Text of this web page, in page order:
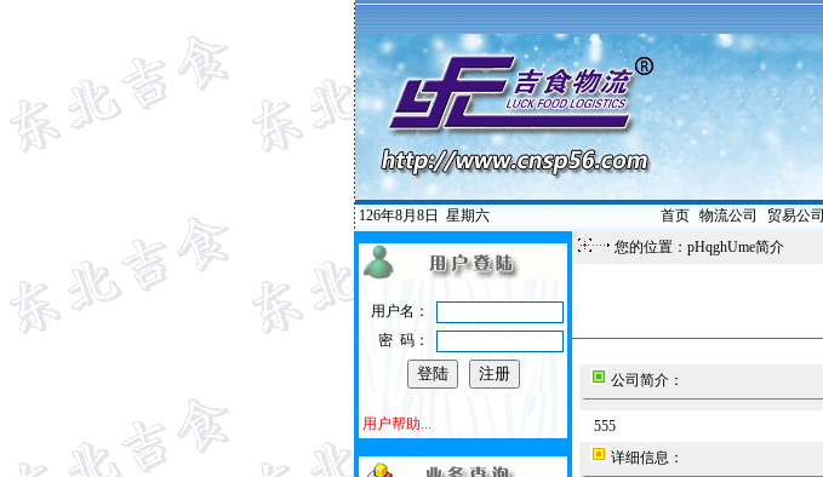
126年8月8日 星期六 首页| 物流公司 贸易公司
用户名：
密 码：
用户帮助...
您的位置：pHqghUme简介
公司简介：
555
详细信息：